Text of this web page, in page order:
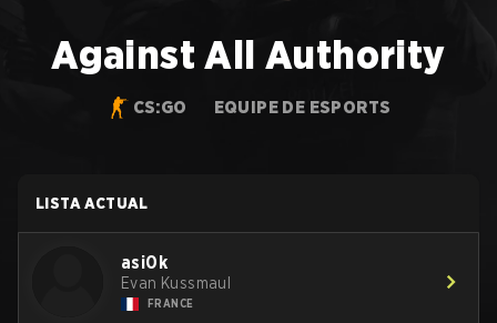
Against All Authority
CS:GO EQUIPE DE ESPORTS
LISTA ACTUAL
asi0k
Evan Kussmaul
FRANCE